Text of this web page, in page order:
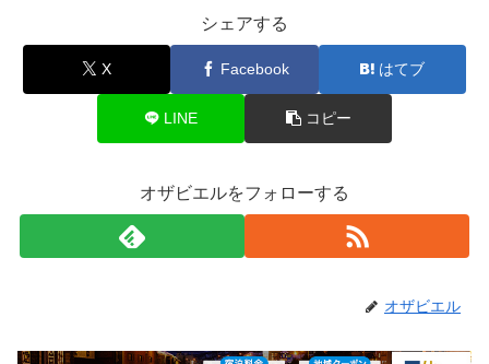
シェアする
X Facebook はてブ
LINE コピー
オザビエルをフォローする
オザビエル